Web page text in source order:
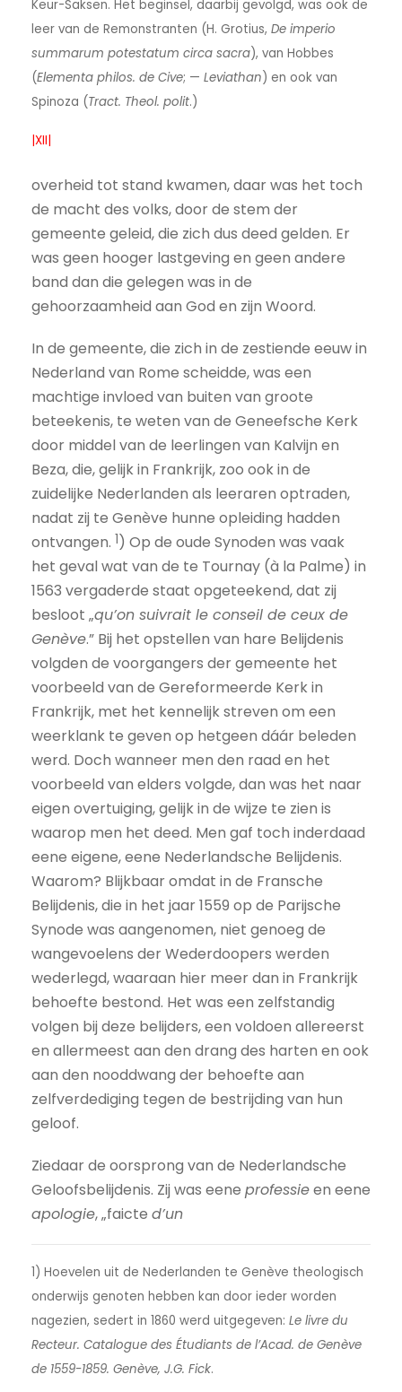
Keur-Saksen. Het beginsel, daarbij gevolgd, was ook de
leer van de Remonstranten (H. Grotius, De imperio
summarum potestatum circa sacra), van Hobbes
(Elementa philos. de Cive; — Leviathan) en ook van
Spinoza (Tract. Theol. polit.)
|XII|
overheid tot stand kwamen, daar was het toch
de macht des volks, door de stem der
gemeente geleid, die zich dus deed gelden. Er
was geen hooger lastgeving en geen andere
band dan die gelegen was in de
gehoorzaamheid aan God en zijn Woord.
In de gemeente, die zich in de zestiende eeuw in
Nederland van Rome scheidde, was een
machtige invloed van buiten van groote
beteekenis, te weten van de Geneefsche Kerk
door middel van de leerlingen van Kalvijn en
Beza, die, gelijk in Frankrijk, zoo ook in de
zuidelijke Nederlanden als leeraren optraden,
nadat zij te Genève hunne opleiding hadden
ontvangen. 1) Op de oude Synoden was vaak
het geval wat van de te Tournay (à la Palme) in
1563 vergaderde staat opgeteekend, dat zij
besloot „qu’on suivrait le conseil de ceux de
Genève.” Bij het opstellen van hare Belijdenis
volgden de voorgangers der gemeente het
voorbeeld van de Gereformeerde Kerk in
Frankrijk, met het kennelijk streven om een
weerklank te geven op hetgeen dáár beleden
werd. Doch wanneer men den raad en het
voorbeeld van elders volgde, dan was het naar
eigen overtuiging, gelijk in de wijze te zien is
waarop men het deed. Men gaf toch inderdaad
eene eigene, eene Nederlandsche Belijdenis.
Waarom? Blijkbaar omdat in de Fransche
Belijdenis, die in het jaar 1559 op de Parijsche
Synode was aangenomen, niet genoeg de
wangevoelens der Wederdoopers werden
wederlegd, waaraan hier meer dan in Frankrijk
behoefte bestond. Het was een zelfstandig
volgen bij deze belijders, een voldoen allereerst
en allermeest aan den drang des harten en ook
aan den nooddwang der behoefte aan
zelfverdediging tegen de bestrijding van hun
geloof.
Ziedaar de oorsprong van de Nederlandsche
Geloofsbelijdenis. Zij was eene professieen eene
apologie, „faicte d’un
1) Hoevelen uit de Nederlanden te Genève theologisch
onderwijs genoten hebben kan door ieder worden
nagezien, sedert in 1860 werd uitgegeven: Le livre du
Recteur. Catalogue des Étudiants de l’Acad. de Genève
de 1559-1859. Genève, J.G. Fick.